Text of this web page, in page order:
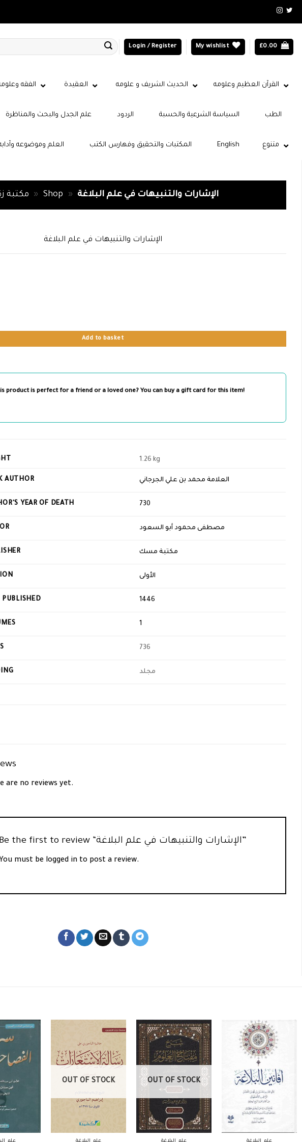
Login / Register My wishlist £0.00
القرآن العظيم وعلومه الحديث الشريف و علومه العقيدة الفقه
علم الجدل والبحث والمناظرة الردود السياسة الشرعية والحسبة الطب
العلم وموضوعه المكتبات والتحقيق وفهارس الكتب متنوع English
مكتبة » Shop » الإشارات والتنبيهات في علم البلاغة
الإشارات والتنبيهات في علم البلاغة
Add to basket
product is perfect for a friend or a loved one? You can buy a gift card for this item!
1.26 kg
AUTHOR العلامة محمد بن علي الجرجاني
YEAR OF DEATH 730
مصطفى محمود أبو السعود
مكتبة مسك
الأولى
PUBLISHED 1446
1
736
مجلد
are no reviews yet.
Be the first to review “الإشارات والتنبيهات في علم البلاغة”
You must be logged in to post a review.
OUT OF STOCK OUT OF STOCK